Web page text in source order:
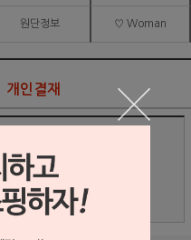
원단정보 ♡ Woman
개인결재
상품가 210,000
배송비 (조건)